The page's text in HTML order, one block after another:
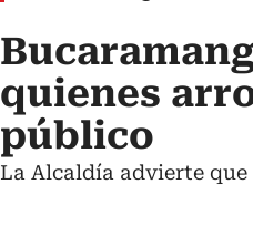
quienes
público
La Alcaldía advierte